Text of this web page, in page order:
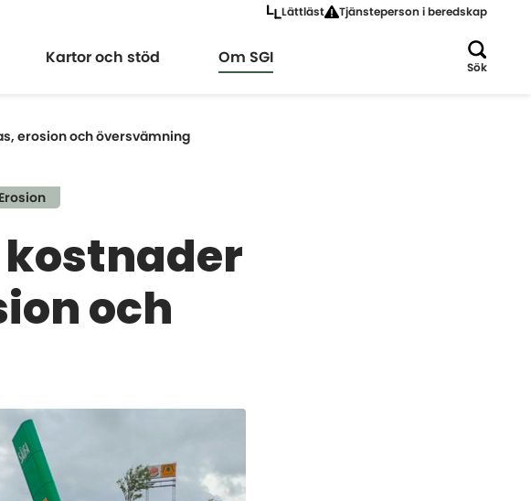
Lättläst Tjänsteperson i beredskap
Expandera
Kartor och stöd Expandera
Om SGI
Sök
erosion och översvämning
Erosion
kostnader
och